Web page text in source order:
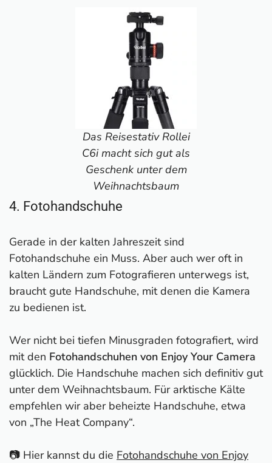
Das Reisestativ Rollei
C6i macht sich gut als
Geschenk unter dem
Weihnachtsbaum
4. Fotohandschuhe
Gerade in der kalten Jahreszeit sind
Fotohandschuhe ein Muss. Aber auch wer oft in
kalten Ländern zum Fotografieren unterwegs ist,
braucht gute Handschuhe, mit denen die Kamera
zu bedienen ist.
Wer nicht bei tiefen Minusgraden fotografiert, wird
mit den Fotohandschuhen von Enjoy Your Camera
glücklich. Die Handschuhe machen sich definitiv gut
unter dem Weihnachtsbaum. Für arktische Kälte
empfehlen wir aber beheizte Handschuhe, etwa
von „The Heat Company“.
📷 Hier kannst du die Fotohandschuhe von Enjoy